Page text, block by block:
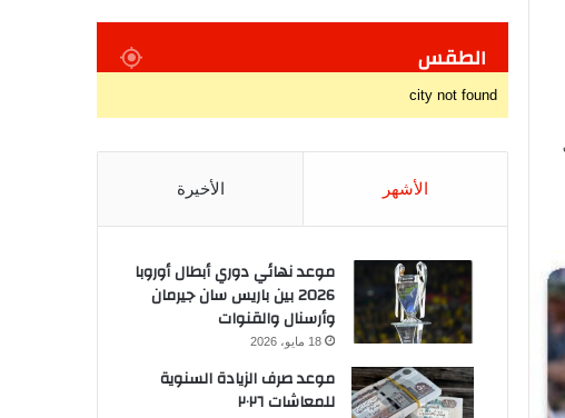
الطقس
city not found
الأشهر الأخيرة
موعد نهائي دوري أبطال أوروبا
2026 بين باريس سان جيرمان
وأرسنال والقنوات
18 مايو، 2026
موعد صرف الزيادة السنوية
للمعاشات ٢٠٢٦